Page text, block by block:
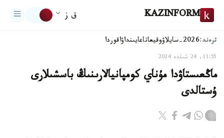
KAZINFORM ق ز
ترەند:2026-سايلاۋ وقيعاتاعايىنداۋاقوردا
11:55, 24 شىلدە 2024
ماڭعىستاۋدا مۇناي كومپانيالارىنىڭ باسشىلارى
ۇستالدى